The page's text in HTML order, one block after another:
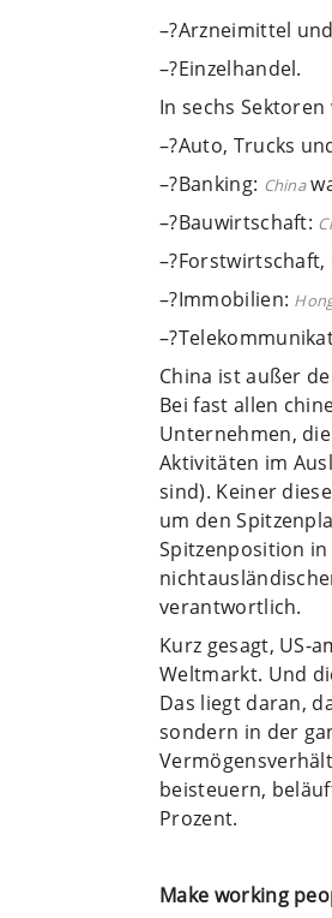
–?Arzneimittel
–?Einzelhandel.
In sechs
–?Auto, Trucks
–?Banking: China
–?Bauwirtschaft:
–?Immobilien:
China ist außer
Bei fast allen
Unternehmen,
Aktivitäten im
sind). Keiner
um den
Spitzenposition
verantwortlich.
Kurz gesagt, US-
Weltmarkt. Und
Das liegt daran,
sondern in der
beisteuern,
Prozent.
Make working